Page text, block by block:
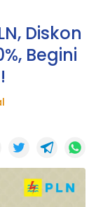
Diskon
Begini